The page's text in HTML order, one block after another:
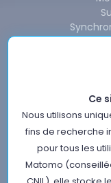
Partage
Politique
Ce
Nous utilisons
fins de recherche
pour tous les
Matomo